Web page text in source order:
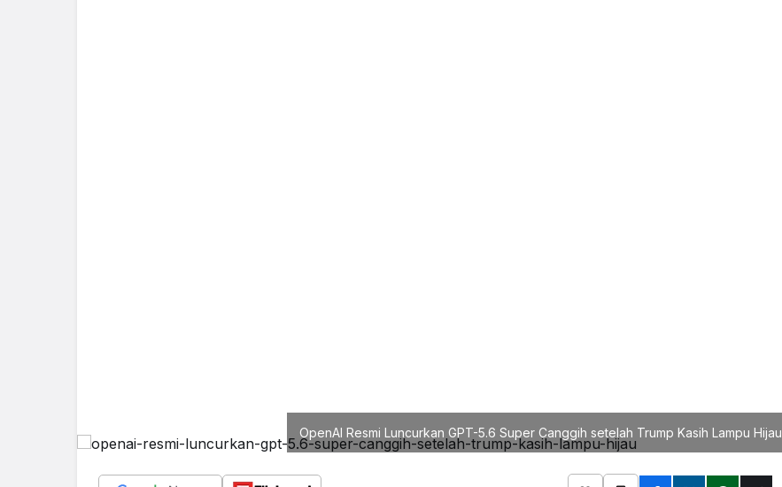
OpenAI Resmi Luncurkan GPT-5.6 Super Canggih setelah Trump Kasih Lampu Hijau